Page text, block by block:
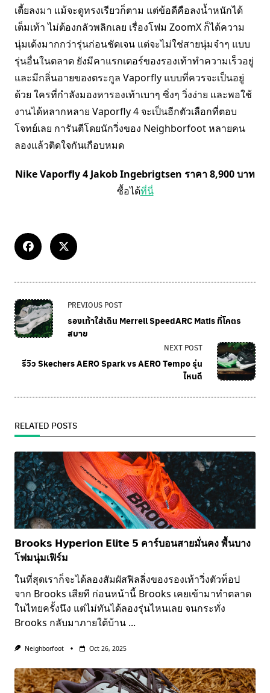
เตี้ยลงมา แม้จะดูทรงเรียวก็ตาม แต่ข้อดีคือลงน้ำหนักได้
เต็มเท้า ไม่ต้องกลัวพลิกเลย เรื่องโฟม ZoomX ก็ได้ความ
นุ่มเด้งมากกว่ารุ่นก่อนชัดเจน แต่จะไม่ใช่สายนุ่มจ๋าๆ แบบ
รุ่นอื่นในตลาด ยังมีคาแรกเตอร์ของรองเท้าทำความเร็วอยู่
และมีกลิ่นอายของตระกูล Vaporfly แบบที่ควรจะเป็นอยู่
ด้วย ใครที่กำลังมองหารองเท้าเบาๆ ซิ่งๆ วิ่งง่าย และพอใช้
งานได้หลากหลาย Vaporfly 4 จะเป็นอีกตัวเลือกที่ตอบ
โจทย์เลย การันตีโดยนักวิ่งของ Neighborfoot หลายคน
ลองแล้วติดใจกันเกือบหมด
Nike Vaporfly 4 Jakob Ingebrigtsen ราคา 8,900 บาท
ซื้อได้ที่นี่
PREVIOUS POST
รองเท้าใส่เดิน Merrell SpeedARC Matis ที่โคตร
สบาย
NEXT POST
รีวิว Skechers AERO Spark vs AERO Tempo รุ่น
ไหนดี
RELATED POSTS
𝗕𝗿𝗼𝗼𝗸𝘀 𝗛𝘆𝗽𝗲𝗿𝗶𝗼𝗻 𝗘𝗹𝗶𝘁𝗲 𝟱 คาร์บอนสายมั่นคง พื้นบาง
โฟมนุ่มเฟิร์ม
ในที่สุดเราก็จะได้ลองสัมผัสฟิลลิ่งของรองเท้าวิ่งตัวท็อป
จาก Brooks เสียที ก่อนหน้านี้ Brooks เคยเข้ามาทำตลาด
ในไทยครั้งนึง แต่ไม่ทันได้ลองรุ่นไหนเลย จนกระทั่ง
Brooks กลับมาภายใต้บ้าน ...
Neighborfoot Oct 26, 2025